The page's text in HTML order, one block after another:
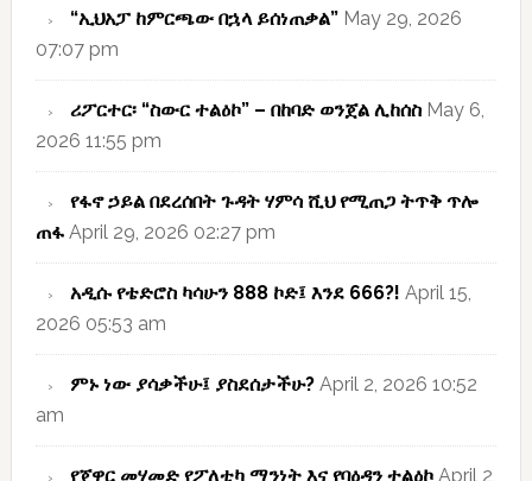
“ኢህአፓ ከምርጫው በኋላ ይሰነጠቃል” May 29, 2026
07:07 pm
ሪፖርተር፡ “ስውር ተልዕኮ” – በከባድ ወንጀል ሊከሰስ May 6,
2026 11:55 pm
የፋኖ ኃይል በደረሰበት ጉዳት ሃምሳ ሺህ የሚጠጋ ትጥቅ ጥሎ
ጠፋ April 29, 2026 02:27 pm
አዲሱ የቴድሮስ ካሳሁን 888 ኮድ፤ እንደ 666?! April 15,
2026 05:53 am
ምኑ ነው ያሳቃችሁ፤ ያስደሰታችሁ? April 2, 2026 10:52
am
የጀዋር መሃመድ የፖለቲካ ማንነት እና የባዕዳን ተልዕኮ April 2,